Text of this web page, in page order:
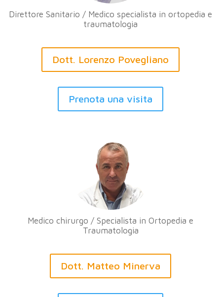
Direttore Sanitario / Medico specialista in ortopedia e
traumatologia
Dott. Lorenzo Povegliano
Prenota una visita
Medico chirurgo / Specialista in Ortopedia e
Traumatologia
Dott. Matteo Minerva